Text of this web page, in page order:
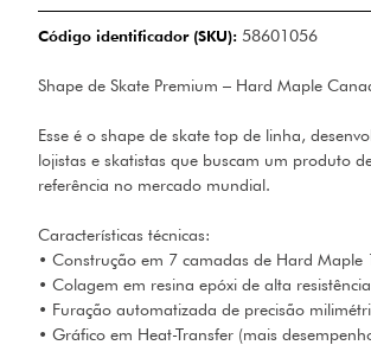
Código identificador (SKU): 58601056
Shape de Skate Premium – Hard Maple
Esse é o shape de skate top de linha,
lojistas e skatistas que buscam um produto
referência no mercado mundial.
Características técnicas:
• Construção em 7 camadas de Hard Maple
• Colagem em resina epóxi de alta resistência
• Furação automatizada de precisão
• Gráfico em Heat-Transfer (mais